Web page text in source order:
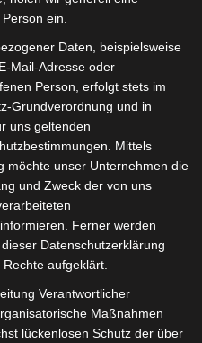
Scooter VS1.
für optimale
Weitere
findest du hier:Volta
ein.
Daten, beispielsweise
Mail-Adresse oder
Person, erfolgt stets im
Grundverordnung und in
uns geltenden
Mittels
möchte unser Unternehmen die
und Zweck der von uns
Ferner werden
Datenschutzerklärung
aufgeklärt.
Verantwortlicher
Maßnahmen
lückenlosen Schutz der über